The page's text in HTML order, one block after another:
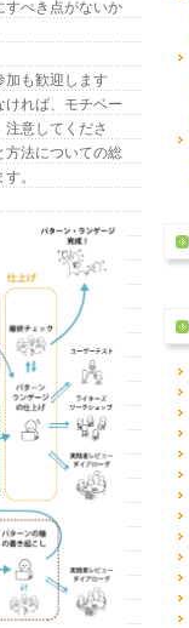
すべき点がないか
加も歓迎します
ければ、モチベー
意してくださ
方法についての総
。